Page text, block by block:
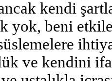
kendi
yok, beni
ve kendini